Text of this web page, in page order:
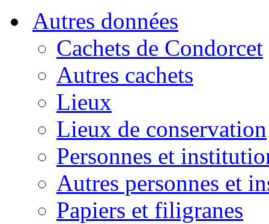
Autres données
Cachets de Condorcet
Autres cachets
Lieux
Lieux de conservation
Personnes et
Autres personnes et
Papiers et filigranes